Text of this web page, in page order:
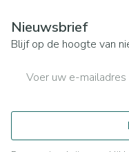
Nieuwsbrief
Blijf op de hoogte van